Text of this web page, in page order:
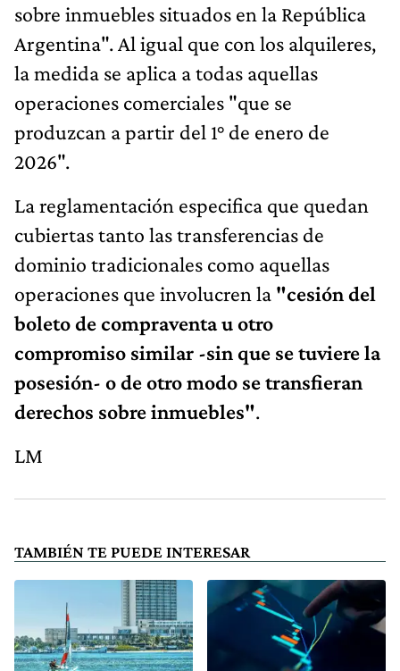
sobre inmuebles situados en la República
Argentina". Al igual que con los alquileres,
la medida se aplica a todas aquellas
operaciones comerciales "que se
produzcan a partir del 1° de enero de
2026".
La reglamentación especifica que quedan
cubiertas tanto las transferencias de
dominio tradicionales como aquellas
operaciones que involucren la "cesión del
boleto de compraventa u otro
compromiso similar -sin que se tuviere la
posesión- o de otro modo se transfieran
derechos sobre inmuebles".
LM
TAMBIÉN TE PUEDE INTERESAR